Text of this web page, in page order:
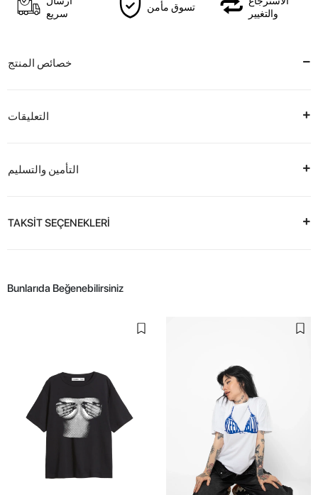
سريع
تسوق مأمن
والتغيير
خصائص المنتج
التعليقات
التأمين والتسليم
TAKSİT SEÇENEKLERİ
Bunlarıda Beğenebilirsiniz